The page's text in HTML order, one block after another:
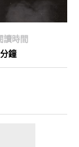
讀時間
鐘